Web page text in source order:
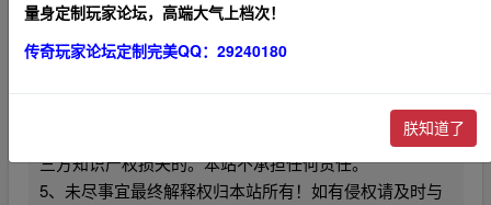
2、本站管理有权在不经发布者同意的情况下，根据版规
及相关法律法规删除本帖！
4、利用本站内容商业化，违反国家法律法规，或造成第
三方知识产权损失的。本站不承担任何责任。
5、未尽事宜最终解释权归本站所有！如有侵权请及时与
量身定制玩家论坛，高端大气上档次！
传奇玩家论坛定制完美QQ：29240180
朕知道了